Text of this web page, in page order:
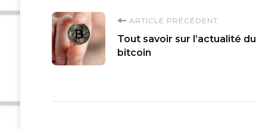
Navigation
d'article
ARTICLE PRÉCÉDENT
Tout savoir sur l’actualité du
bitcoin